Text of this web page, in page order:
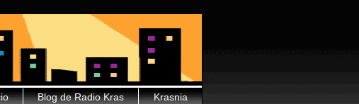
Krasnia
Blog de Radio Kras